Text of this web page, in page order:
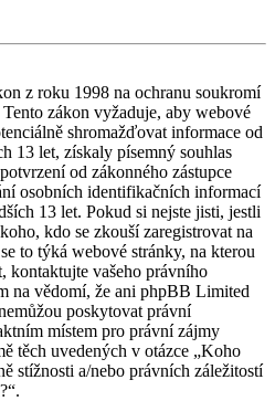
z roku 1998 na ochranu soukromí
zákon vyžaduje, aby webové
shromažďovat informace od
13 let, získaly písemný souhlas
od zákonného zástupce
osobních identifikačních informací
13 let. Pokud si nejste jisti, jestli
kdo se zkouší zaregistrovat na
to týká webové stránky, na kterou
kontaktujte vašeho právního
na vědomí, že ani phpBB Limited
poskytovat právní
místem pro právní zájmy
těch uvedených v otázce „Koho
stížnosti a/nebo právních záležitostí